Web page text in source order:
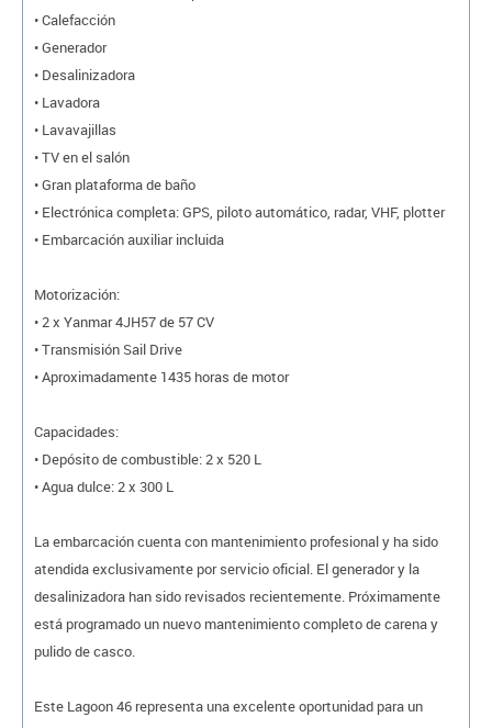
• Calefacción
• Generador
• Desalinizadora
• Lavadora
• Lavavajillas
• TV en el salón
• Gran plataforma de baño
• Electrónica completa: GPS, piloto automático, radar, VHF, plotter
• Embarcación auxiliar incluida
Motorización:
• 2 x Yanmar 4JH57 de 57 CV
• Transmisión Sail Drive
• Aproximadamente 1435 horas de motor
Capacidades:
• Depósito de combustible: 2 x 520 L
• Agua dulce: 2 x 300 L
La embarcación cuenta con mantenimiento profesional y ha sido
atendida exclusivamente por servicio oficial. El generador y la
desalinizadora han sido revisados recientemente. Próximamente
está programado un nuevo mantenimiento completo de carena y
pulido de casco.
Este Lagoon 46 representa una excelente oportunidad para un